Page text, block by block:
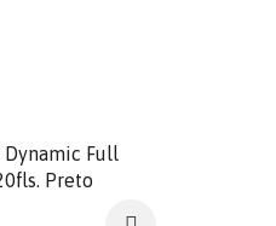
Dynamic Full
Preto